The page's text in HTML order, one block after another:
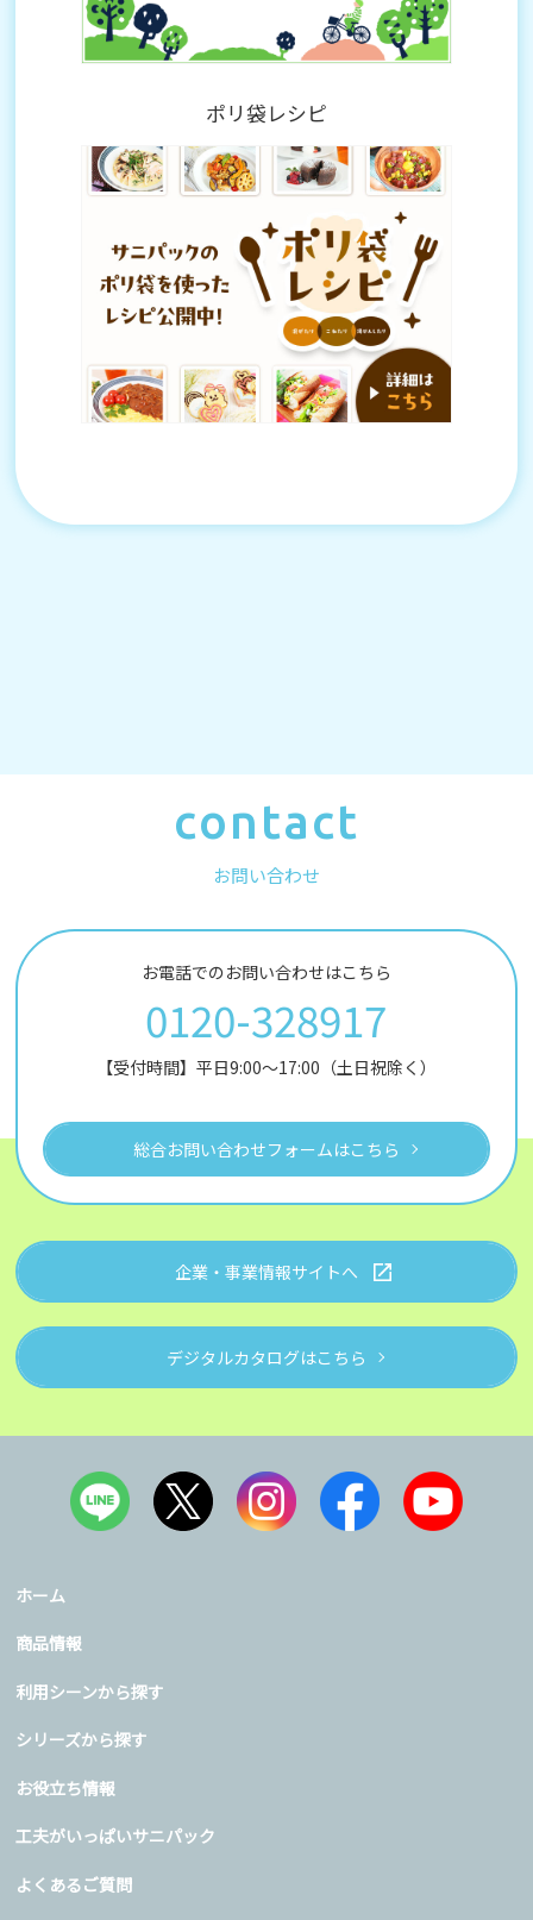
ポリ袋レシピ
contact
お問い合わせ
お電話でのお問い合わせはこちら
0120-328917
【受付時間】平日9:00～17:00（土日祝除く）
総合お問い合わせフォームはこちら
企業・事業情報サイトへ
デジタルカタログはこちら
ホーム
商品情報
利用シーンから探す
シリーズから探す
お役立ち情報
工夫がいっぱいサニパック
よくあるご質問